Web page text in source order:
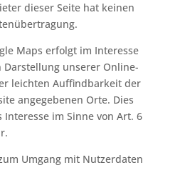
dieser Seite hat keinen
Maps erfolgt im Interesse
unserer Online-
leichten Auffindbarkeit der
angegebenen Orte. Dies
im Sinne von Art. 6
Umgang mit Nutzerdaten